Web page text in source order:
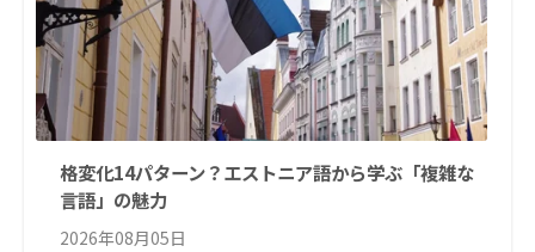
格変化14パターン？エストニア語から学ぶ「複雑な
言語」の魅力
2026年08月05日